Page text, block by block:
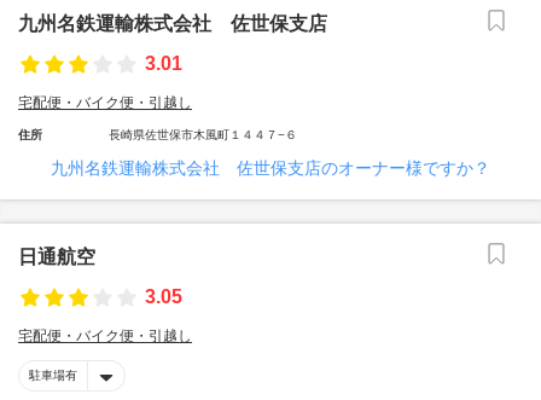
九州名鉄運輸株式会社 佐世保支店
3.01
宅配便・バイク便・引越し
住所 長崎県佐世保市木風町１４４７−６
九州名鉄運輸株式会社 佐世保支店のオーナー様ですか？
日通航空
3.05
宅配便・バイク便・引越し
駐車場有